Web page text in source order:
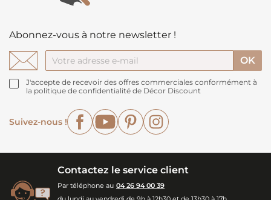
Abonnez-vous à notre newsletter !
J'accepte de recevoir des offres commerciales conformément à
la politique de confidentialité de Décor Discount
Suivez-nous !
FacebookYouTubePinterest
Contactez le service client
Par téléphone au 04 26 94 00 39